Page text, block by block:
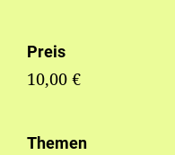
Preis
10,00 €
Themen